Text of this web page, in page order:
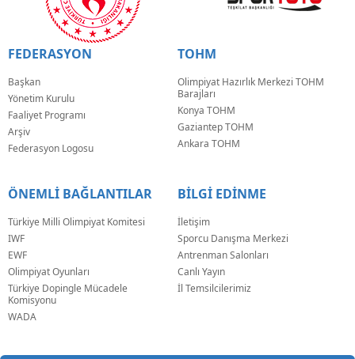
FEDERASYON
Başkan
Yönetim Kurulu
Faaliyet Programı
Arşiv
Federasyon Logosu
TOHM
Olimpiyat Hazırlık Merkezi TOHM
Barajları
Konya TOHM
Gaziantep TOHM
Ankara TOHM
ÖNEMLİ BAĞLANTILAR
Türkiye Milli Olimpiyat Komitesi
IWF
EWF
Olimpiyat Oyunları
Türkiye Dopingle Mücadele
Komisyonu
WADA
BİLGİ EDİNME
İletişim
Sporcu Danışma Merkezi
Antrenman Salonları
Canlı Yayın
İl Temsilcilerimiz